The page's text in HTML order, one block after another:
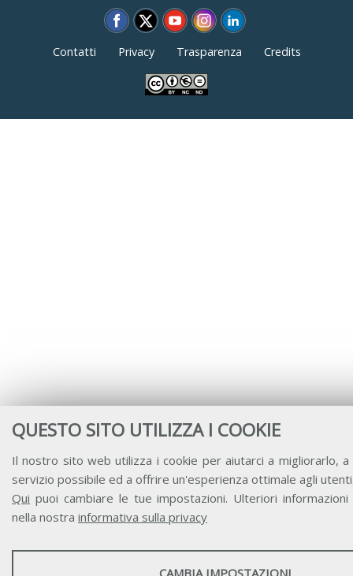
QUESTO SITO UTILIZZA I COOKIE
Il nostro sito web utilizza i cookie per aiutarci a migliorarlo,
servizio possibile ed a offrire un'esperienza ottimale agli
Qui puoi cambiare le tue impostazioni. Ulteriori informazioni
nella nostra informativa sulla privacy
STATISTICHE
CAMBIA IMPOSTAZIONI
Contatti Privacy Trasparenza Credits